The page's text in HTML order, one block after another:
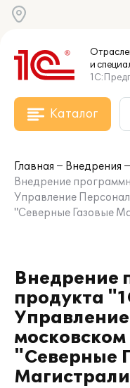
и
Каталог
Главная
Внедрения
Внедрение
Управление
"Северные Газовые
Внедрение
продукта
"Северные